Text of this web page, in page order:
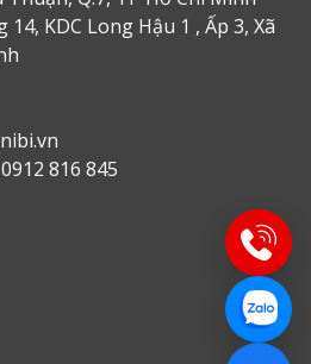
14, KDC Long Hậu 1 , Ấp 3, Xã
816 845